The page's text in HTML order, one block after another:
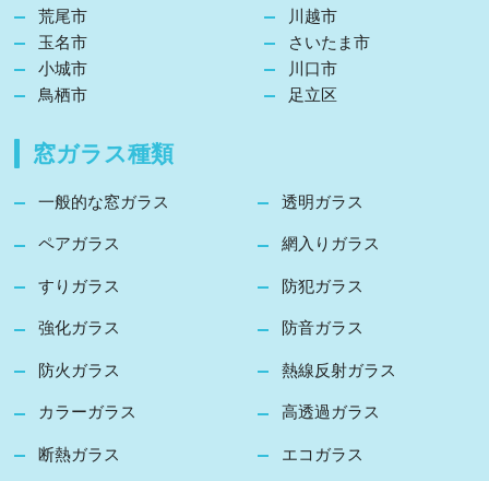
荒尾市
玉名市
小城市
鳥栖市
川越市
さいたま市
川口市
足立区
窓ガラス種類
一般的な窓ガラス 透明ガラス
ペアガラス 網入りガラス
すりガラス 防犯ガラス
強化ガラス 防音ガラス
防火ガラス 熱線反射ガラス
カラーガラス 高透過ガラス
断熱ガラス エコガラス